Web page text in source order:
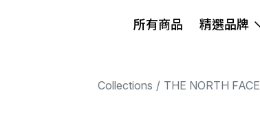
所有商品 精選品牌
Collections THE NORTH FACE